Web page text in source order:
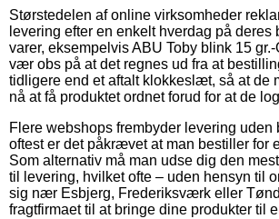
Størstedelen af online virksomheder
levering efter en enkelt hverdag på
varer, eksempelvis ABU Toby blink 15
vær obs på at det regnes ud fra at
tidligere end et aftalt klokkeslæt, så at de
nå at få produktet ordnet forud for at de
Flere webshops frembyder levering uden
oftest er det påkrævet at man bestiller for
Som alternativ må man udse dig den
til levering, hvilket ofte – uden hensyn til
sig nær Esbjerg, Frederiksværk eller
fragtfirmaet til at bringe dine produkter til